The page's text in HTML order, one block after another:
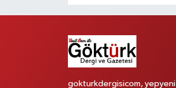
gokturkdergisicom, yepyeni